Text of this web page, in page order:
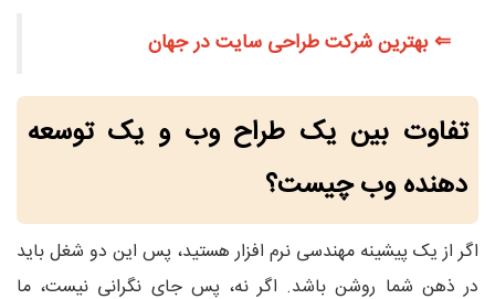
⇐ بهترین شرکت طراحی سایت در جهان
تفاوت بین یک طراح وب و یک توسعه
دهنده وب چیست؟
اگر از یک پیشینه مهندسی نرم افزار هستید، پس این دو شغل باید
در ذهن شما روشن باشد. اگر نه، پس جای نگرانی نیست، ما